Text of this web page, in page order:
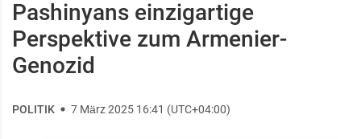
Pashinyans einzigartige
Perspektive zum Armenier-
Genozid
POLITIK 7 März 2025 16:41 (UTC+04:00)